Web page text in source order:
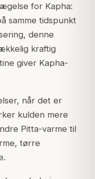
for Kapha:
samme tidspunkt
denne
kraftig
giver Kapha-
når det er
kulden mere
Pitta-varme til
tørre